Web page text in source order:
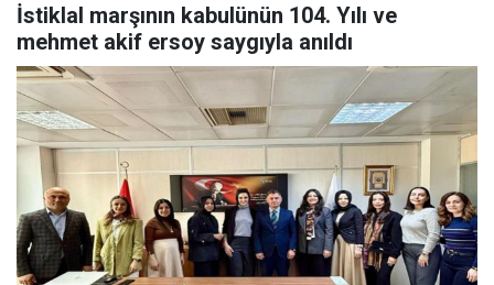
İstiklal marşının kabulünün 104. Yılı ve
mehmet akif ersoy saygıyla anıldı